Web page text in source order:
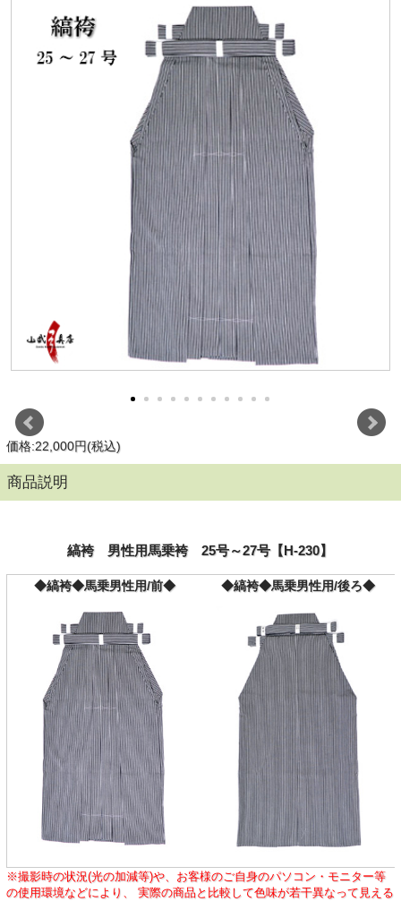
価格:22,000円(税込)
商品説明
縞袴 男性用馬乗袴 25号～27号【H-230】
◆縞袴◆馬乗男性用/前◆ ◆縞袴◆馬乗男性用/後ろ◆
※撮影時の状況(光の加減等)や、お客様のご自身のパソコン・モニター等
の使用環境などにより、 実際の商品と比較して色味が若干異なって見える